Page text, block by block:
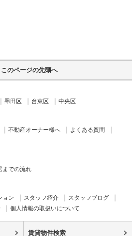
このページの先頭へ
墨田区 台東区 中央区
不動産オーナー様へ
よくある質問
までの流れ
ョン スタッフ紹介
スタッフブログ
個人情報の取扱いについて
賃貸物件検索